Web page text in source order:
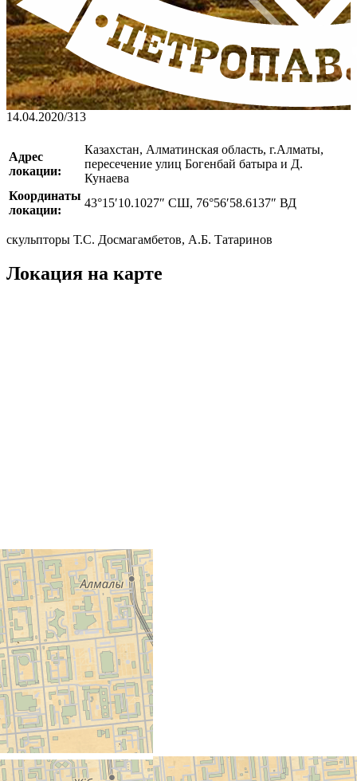
14.04.2020/313
Адрес
локации:
Казахстан, Алматинская область, г.Алматы,
пересечение улиц Богенбай батыра и Д.
Кунаева
Координаты
локации:
43°15′10.1027″ СШ, 76°56′58.6137″ ВД
скульпторы Т.С. Досмагамбетов, А.Б. Татаринов
Локация на карте